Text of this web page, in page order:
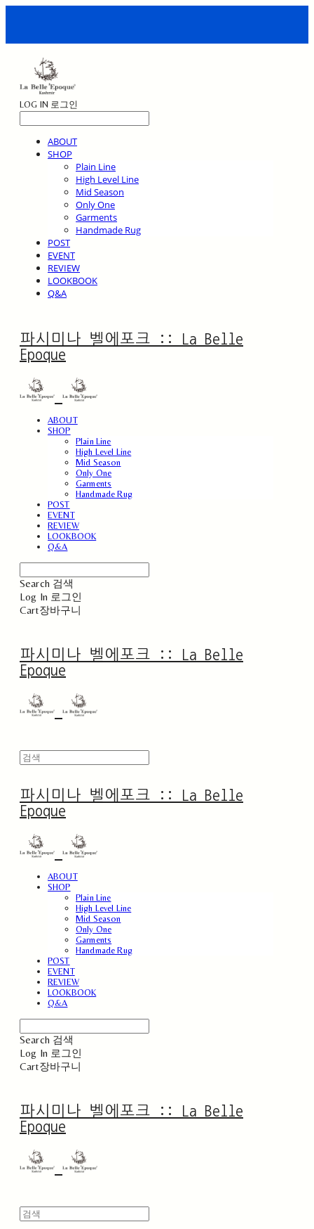
LOG IN 로그인
ABOUT
SHOP
Plain Line
High Level Line
Mid Season
Only One
Garments
Handmade Rug
POST
EVENT
REVIEW
LOOKBOOK
Q&A
파시미나 벨에포크 :: La Belle
Epoque
ABOUT
SHOP
Plain Line
High Level Line
Mid Season
Only One
Garments
Handmade Rug
POST
EVENT
REVIEW
LOOKBOOK
Q&A
Search 검색
Log In 로그인
Cart장바구니
파시미나 벨에포크 :: La Belle
Epoque
파시미나 벨에포크 :: La Belle
Epoque
ABOUT
SHOP
Plain Line
High Level Line
Mid Season
Only One
Garments
Handmade Rug
POST
EVENT
REVIEW
LOOKBOOK
Q&A
Search 검색
Log In 로그인
Cart장바구니
파시미나 벨에포크 :: La Belle
Epoque